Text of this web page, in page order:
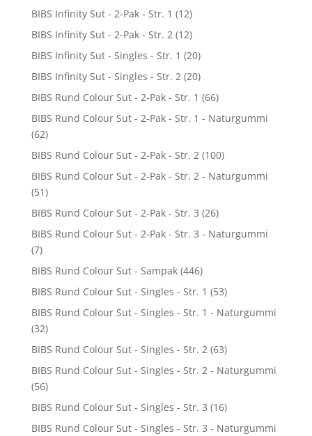
BIBS Infinity Sut - 2-Pak - Str. 1 (12)
BIBS Infinity Sut - 2-Pak - Str. 2 (12)
BIBS Infinity Sut - Singles - Str. 1 (20)
BIBS Infinity Sut - Singles - Str. 2 (20)
BIBS Rund Colour Sut - 2-Pak - Str. 1 (66)
BIBS Rund Colour Sut - 2-Pak - Str. 1 - Naturgummi
(62)
BIBS Rund Colour Sut - 2-Pak - Str. 2 (100)
BIBS Rund Colour Sut - 2-Pak - Str. 2 - Naturgummi
(51)
BIBS Rund Colour Sut - 2-Pak - Str. 3 (26)
BIBS Rund Colour Sut - 2-Pak - Str. 3 - Naturgummi
(7)
BIBS Rund Colour Sut - Sampak (446)
BIBS Rund Colour Sut - Singles - Str. 1 (53)
BIBS Rund Colour Sut - Singles - Str. 1 - Naturgummi
(32)
BIBS Rund Colour Sut - Singles - Str. 2 (63)
BIBS Rund Colour Sut - Singles - Str. 2 - Naturgummi
(56)
BIBS Rund Colour Sut - Singles - Str. 3 (16)
BIBS Rund Colour Sut - Singles - Str. 3 - Naturgummi